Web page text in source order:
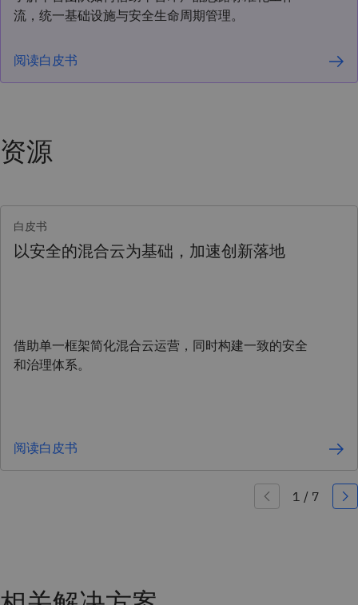
流，统一基础设施与安全生命周期管理。
阅读白皮书
资源
白皮书
以安全的混合云为基础，加速创新落地
借助单一框架简化混合云运营，同时构建一致的安全
和治理体系。
阅读白皮书